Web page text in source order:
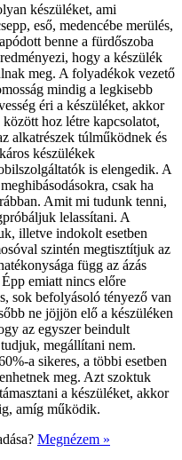
készüléket, ami
eső, medencébe merülés,
benne a fürdőszoba
hogy a készülék
meg. A folyadékok vezető
mindig a legkisebb
éri a készüléket, akkor
hoz létre kapcsolatot,
alkatrészek túlműködnek és
készülékek
is elengedik. A
csak ha
Amit mi tudunk tenni,
lelassítani. A
illetve indokolt esetben
szintén megtisztítjuk az
függ az ázás
emiatt nincs előre
sok befolyásoló tényező van
ne jöjjön elő a készüléken
az egyszer beindult
megállítani nem.
a sikeres, a többi esetben
meg. Azt szoktuk
a készüléket, akkor
amíg működik.
Megnézem »